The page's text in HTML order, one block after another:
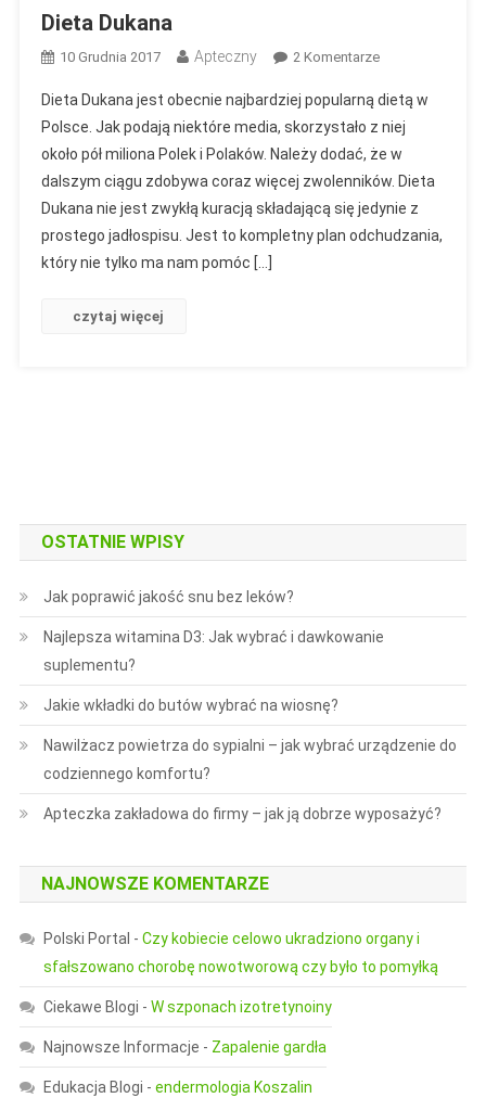
Dieta Dukana
10 Grudnia 2017 Apteczny 2 KomentarzeDo
Dukana
Dieta Dukana jest obecnie najbardziej popularną dietą w
Polsce. Jak podają niektóre media, skorzystało z niej
około pół miliona Polek i Polaków. Należy dodać, że w
dalszym ciągu zdobywa coraz więcej zwolenników. Dieta
Dukana nie jest zwykłą kuracją składającą się jedynie z
prostego jadłospisu. Jest to kompletny plan odchudzania,
który nie tylko ma nam pomóc […]
czytaj więcej
OSTATNIE WPISY
Jak poprawić jakość snu bez leków?
Najlepsza witamina D3: Jak wybrać i dawkowanie
suplementu?
Jakie wkładki do butów wybrać na wiosnę?
Nawilżacz powietrza do sypialni – jak wybrać urządzenie do
codziennego komfortu?
Apteczka zakładowa do firmy – jak ją dobrze wyposażyć?
NAJNOWSZE KOMENTARZE
Polski Portal - Czy kobiecie celowo ukradziono organy i
sfałszowano chorobę nowotworową czy było to pomyłką
Ciekawe Blogi - W szponach izotretynoiny
Najnowsze Informacje - Zapalenie gardła
Edukacja Blogi - endermologia Koszalin